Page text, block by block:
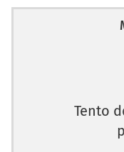
dobrovolně –
martyrium
přestal
omezení rozsahu
Tento